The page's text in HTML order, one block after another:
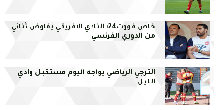
خاص فووت24: النادي الافريقي يفاوض ثنائي
من الدوري الفرنسي
الترجي الرياضي يواجه اليوم مستقبل وادي
الليل